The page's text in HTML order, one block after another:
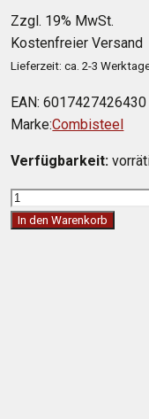
3.870,00 €
war:
3.870,00 €
Zzgl. 19% MwSt.
Kostenfreier Versand
Lieferzeit: ca. 2-3
EAN:6017427426430
Marke:Combisteel
Verfügbarkeit:
PIZZATISCH
MIT
In den Warenkorb